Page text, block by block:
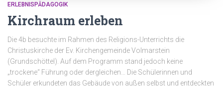
ERLEBNISPÄDAGOGIK
Kirchraum erleben
Die 4b besuchte im Rahmen des Religions-Unterrichts die
Christuskirche der Ev. Kirchengemeinde Volmarstein
(Grundschöttel). Auf dem Programm stand jedoch keine
„trockene“ Führung oder dergleichen… Die Schülerinnen und
Schüler erkundeten das Gebäude von außen selbst und entdeckten